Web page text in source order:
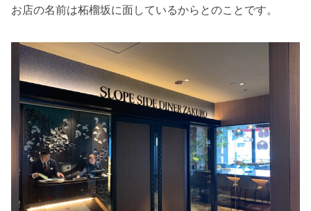
お店の名前は柘榴坂に面しているからとのことです。